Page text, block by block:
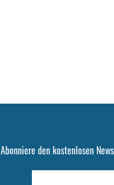
Abonniere den kostenlosen